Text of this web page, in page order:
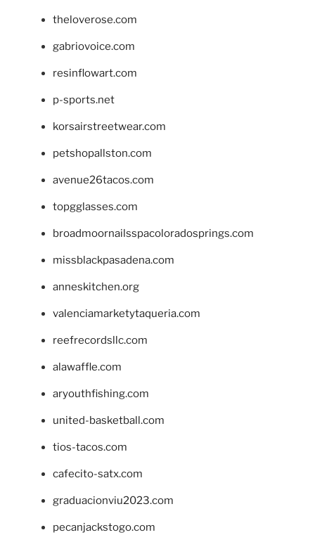
theloverose.com
gabriovoice.com
resinflowart.com
p-sports.net
korsairstreetwear.com
petshopallston.com
avenue26tacos.com
topgglasses.com
broadmoornailsspacoloradosprings.com
missblackpasadena.com
anneskitchen.org
valenciamarketytaqueria.com
reefrecordsllc.com
alawaffle.com
aryouthfishing.com
united-basketball.com
tios-tacos.com
cafecito-satx.com
graduacionviu2023.com
pecanjackstogo.com